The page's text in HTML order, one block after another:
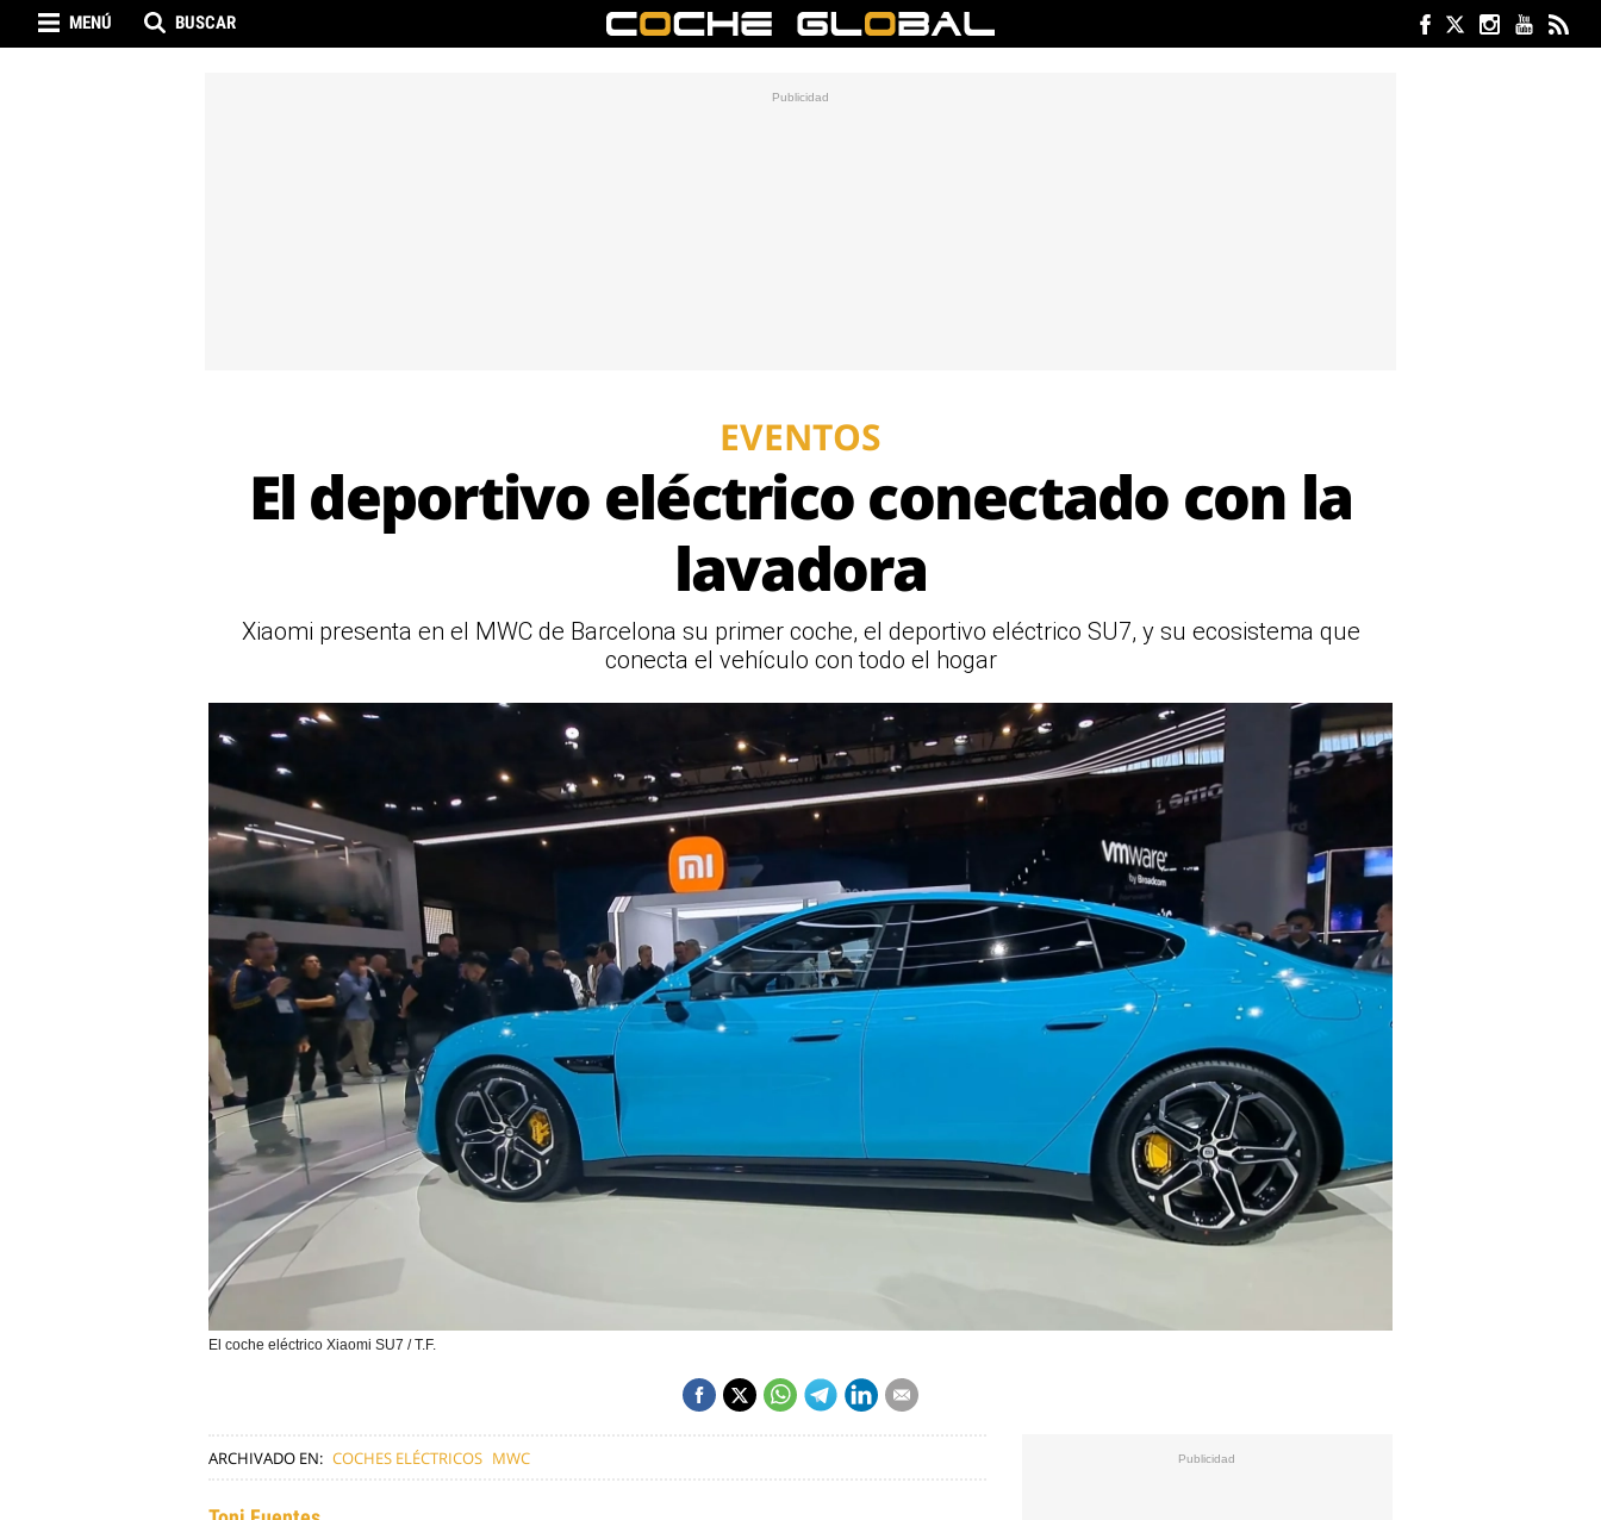
MENÚ BUSCAR
EVENTOS
El deportivo eléctrico conectado con la
lavadora
Xiaomi presenta en el MWC de Barcelona su primer coche, el deportivo eléctrico SU7, y su ecosistema que
conecta el vehículo con todo el hogar
El coche eléctrico Xiaomi SU7 / T.F.
ARCHIVADO EN: COCHES ELÉCTRICOS MWC